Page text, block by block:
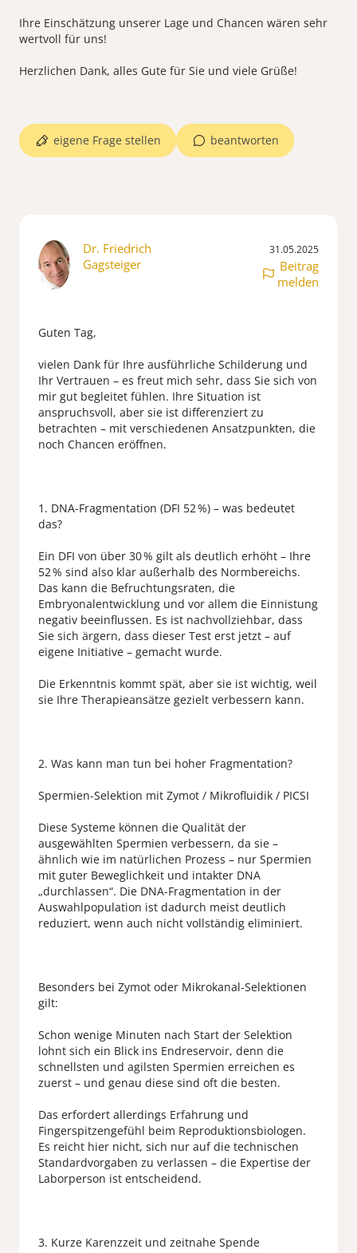
Ihre Einschätzung unserer Lage und Chancen wären sehr
wertvoll für uns!
Herzlichen Dank, alles Gute für Sie und viele Grüße!
beantworten
eigene Frage stellen
Dr. Friedrich
Gagsteiger
31.05.2025
Beitrag
melden
Guten Tag,
vielen Dank für Ihre ausführliche Schilderung und
Ihr Vertrauen – es freut mich sehr, dass Sie sich von
mir gut begleitet fühlen. Ihre Situation ist
anspruchsvoll, aber sie ist differenziert zu
betrachten – mit verschiedenen Ansatzpunkten, die
noch Chancen eröffnen.
1. DNA-Fragmentation (DFI 52 %) – was bedeutet
das?
Ein DFI von über 30 % gilt als deutlich erhöht – Ihre
52 % sind also klar außerhalb des Normbereichs.
Das kann die Befruchtungsraten, die
Embryonalentwicklung und vor allem die Einnistung
negativ beeinflussen. Es ist nachvollziehbar, dass
Sie sich ärgern, dass dieser Test erst jetzt – auf
eigene Initiative – gemacht wurde.
Die Erkenntnis kommt spät, aber sie ist wichtig, weil
sie Ihre Therapieansätze gezielt verbessern kann.
2. Was kann man tun bei hoher Fragmentation?
Spermien-Selektion mit Zymot / Mikrofluidik / PICSI
Diese Systeme können die Qualität der
ausgewählten Spermien verbessern, da sie –
ähnlich wie im natürlichen Prozess – nur Spermien
mit guter Beweglichkeit und intakter DNA
„durchlassen“. Die DNA-Fragmentation in der
Auswahlpopulation ist dadurch meist deutlich
reduziert, wenn auch nicht vollständig eliminiert.
Besonders bei Zymot oder Mikrokanal-Selektionen
gilt:
Schon wenige Minuten nach Start der Selektion
lohnt sich ein Blick ins Endreservoir, denn die
schnellsten und agilsten Spermien erreichen es
zuerst – und genau diese sind oft die besten.
Das erfordert allerdings Erfahrung und
Fingerspitzengefühl beim Reproduktionsbiologen.
Es reicht hier nicht, sich nur auf die technischen
Standardvorgaben zu verlassen – die Expertise der
Laborperson ist entscheidend.
3. Kurze Karenzzeit und zeitnahe Spende